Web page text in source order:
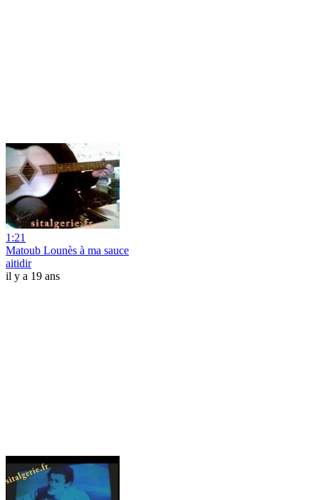
1:21
Matoub Lounès à ma sauce
aitidir
il y a 19 ans